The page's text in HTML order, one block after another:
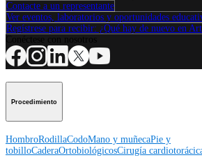
Contacte a un representante
Ver eventos, laboratorios y oportunidades
Regístrese para recibir: ¿Qué hay de nuevo en
Procedimiento
HombroRodillaCodoMano y muñecaPie y
tobilloCaderaOrtobiológicosCirugía